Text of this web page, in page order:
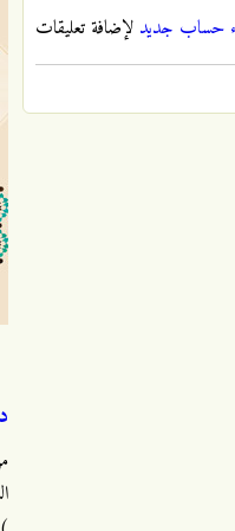
حساب جديد لإضافة تعليقات